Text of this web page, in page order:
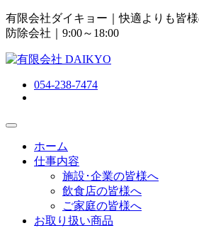
有限会社ダイキョー｜快適よりも皆
防除会社 ｜9:00～18:00
054-238-7474
ホーム
仕事内容
施設･企業の皆様へ
飲食店の皆様へ
ご家庭の皆様へ
お取り扱い商品